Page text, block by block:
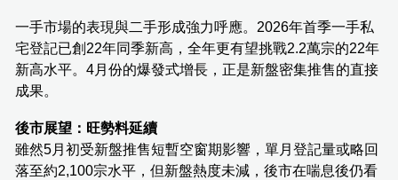
一手市場的表現與二手形成強力呼應。2026年首季一手私
宅登記已創22年同季新高，全年更有望挑戰2.2萬宗的22年
新高水平。4月份的爆發式增長，正是新盤密集推售的直接
成果。
後市展望：旺勢料延續
雖然5月初受新盤推售短暫空窗期影響，單月登記量或略回
落至約2,100宗水平，但新盤熱度未減，後市在喘息後仍看